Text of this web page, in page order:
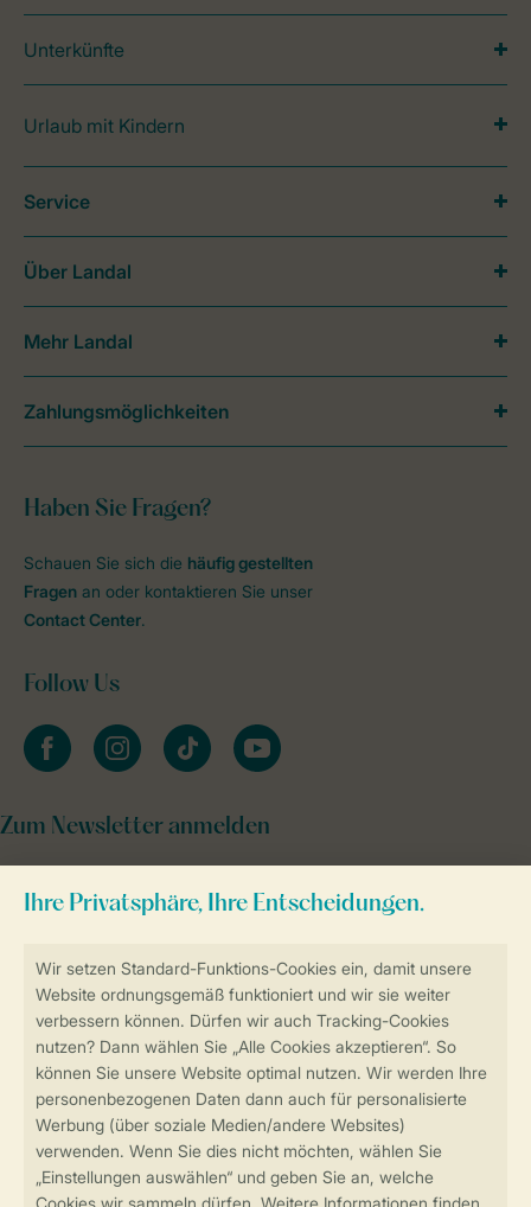
Sicherstellung Deiner Privatsphäre
Sicher und schnell zur Online-Buchung
Sichere Datenübertragung
Sicheres Bezahlen
Unterkünfte
Urlaub mit Kindern
Haben Sie Fragen?
Schauen Sie sich die häufig gestellten
Fragen an oder kontaktieren Sie unser
Contact Center.
Follow Us
facebookinstagramtiktok youtube
Zum Newsletter anmelden
Service
Über Landal
Mehr Landal
Zahlungsmöglichkeiten